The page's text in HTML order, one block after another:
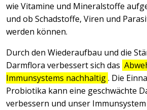
wie Vitamine und Mineralstoffe
und ob Schadstoffe, Viren und
werden können.
Durch den Wiederaufbau und die
Darmflora verbessert sich das
Immunsystems nachhaltig. Die
Probiotika kann eine geschwächte
verbessern und unser